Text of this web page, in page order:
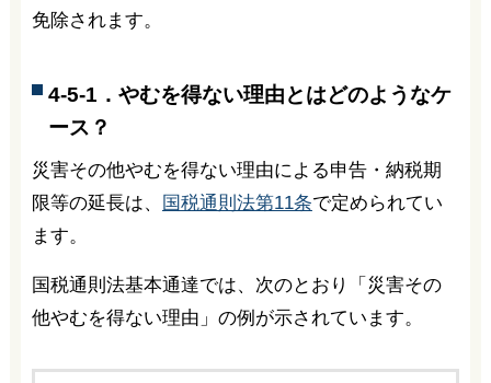
免除されます。
4-5-1．やむを得ない理由とはどのようなケ
ース？
災害その他やむを得ない理由による申告・納税期
限等の延長は、
国税通則法第11条で定められてい
ます。
国税通則法基本通達では、次のとおり「災害その
他やむを得ない理由」の例が示されています。